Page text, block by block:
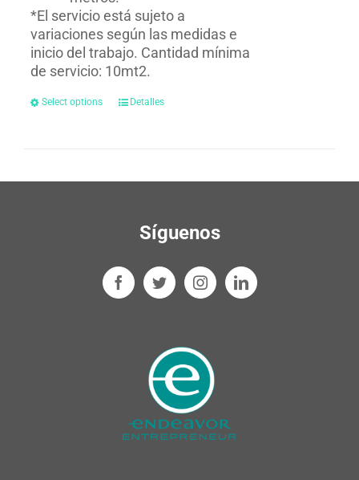
*El servicio está sujeto a
variaciones según las medidas e
inicio del trabajo. Cantidad mínima
de servicio: 10mt2.
Select options Detalles
Síguenos